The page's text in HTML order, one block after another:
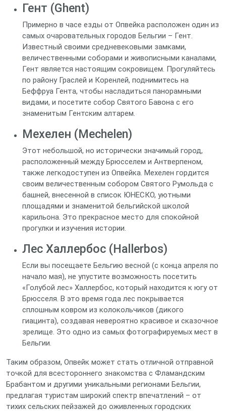
Гент (Ghent)
Примерно в часе езды от Опвейка расположен один из
самых очаровательных городов Бельгии – Гент.
Известный своими средневековыми замками,
величественными соборами и живописными каналами,
Гент является настоящим сокровищем. Прогуляйтесь
по району Граслей и Коренлей, поднимитесь на
Беффруа Гента, чтобы насладиться панорамными
видами, и посетите собор Святого Бавона с его
знаменитым Гентским алтарем.
Мехелен (Mechelen)
Этот небольшой, но исторически значимый город,
расположенный между Брюсселем и Антверпеном,
также легкодоступен из Опвейка. Мехелен гордится
своим величественным собором Святого Румольда с
башней, внесенной в список ЮНЕСКО, уютными
площадями и знаменитой бельгийской школой
карильона. Это прекрасное место для спокойной
прогулки и изучения истории.
Лес Халлербос (Hallerbos)
Если вы посещаете Бельгию весной (с конца апреля по
начало мая), не упустите возможность посетить
«Голубой лес» Халлербос, который находится к югу от
Брюсселя. В это время года лес покрывается
сплошным ковром из колокольчиков (дикого
гиацинта), создавая невероятно красивое и сказочное
зрелище. Это одно из самых фотографируемых мест в
Бельгии.
Таким образом, Опвейк может стать отличной отправной
точкой для всестороннего знакомства с Фламандским
Брабантом и другими уникальными регионами Бельгии,
предлагая туристам широкий спектр впечатлений – от
тихих сельских пейзажей до оживленных городских